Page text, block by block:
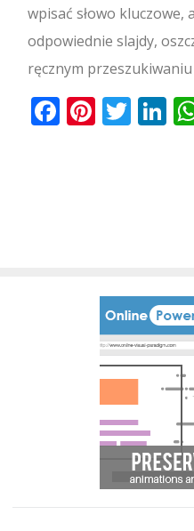
wpisać słowo kluczowe,
odpowiednie slajdy,
ręcznym przeszukiwaniu
Facebook